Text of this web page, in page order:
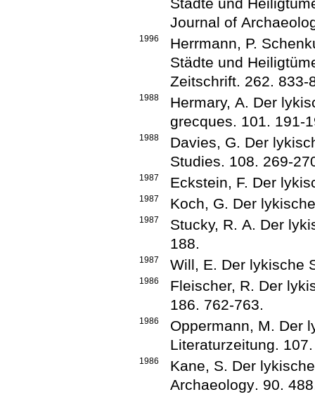
Journal of
1996 Herrmann, P.
Städte und
Zeitschrift. 262. 833-
1988 Hermary, A. Der
grecques. 101. 191-
1988 Davies, G. Der
Studies. 108. 269-
1987 Eckstein, F. Der
1987 Koch, G. Der
1987 Stucky, R. A. Der
188.
1987 Will, E. Der lykische
1986 Fleischer, R. Der
186. 762-763.
1986 Oppermann, M. Der
Literaturzeitung. 107.
1986 Kane, S. Der
Archaeology. 90. 488